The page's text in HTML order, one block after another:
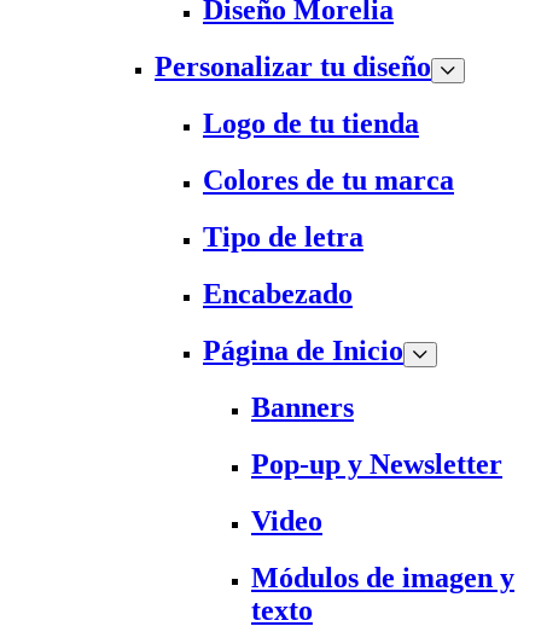
Diseño Morelia
Personalizar tu diseño
Logo de tu tienda
Colores de tu marca
Tipo de letra
Encabezado
Página de Inicio
Banners
Pop-up y Newsletter
Video
Módulos de imagen y
texto